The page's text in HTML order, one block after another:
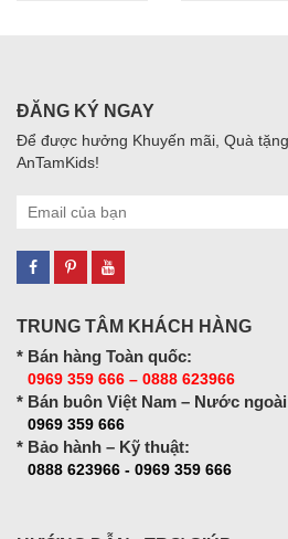
ĐĂNG KÝ NGAY
Để được hưởng Khuyến mãi, Quà
AnTamKids!
TRUNG TÂM KHÁCH HÀNG
* Bán hàng Toàn quốc:
0969 359 666 – 0888 623966
* Bán buôn Việt Nam – Nước
0969 359 666
* Bảo hành – Kỹ thuật:
0888 623966 - 0969 359 666